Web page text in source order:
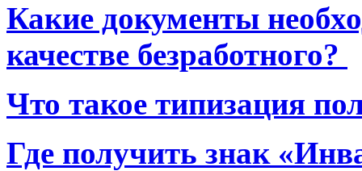
Какие документы
качестве безработного?
Что такое типизация
Где получить знак